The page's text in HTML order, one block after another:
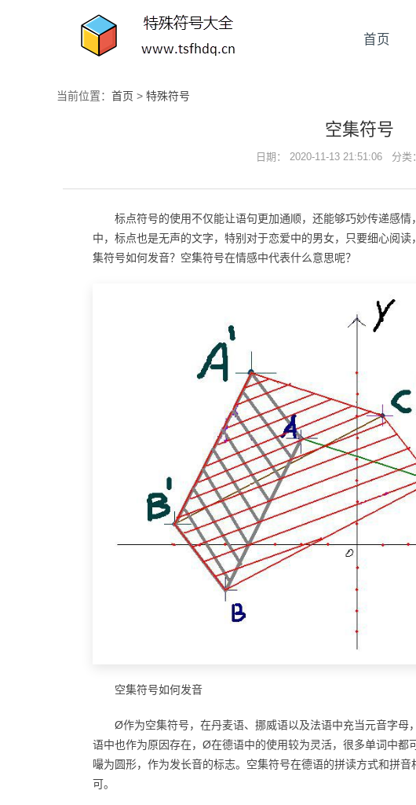
首页
当前位置： 首页 > 特殊符号
空集符号
日期： 2020-11-13 21:51:06 分类：
标点符号的使用不仅能让语句更加通顺，还能够巧妙传递感
中，标点也是无声的文字，特别对于恋爱中的男女，只要细心阅
集符号如何发音？空集符号在情感中代表什么意思呢？
空集符号如何发音
Ø作为空集符号，在丹麦语、挪威语以及法语中充当元音字母
语中也作为原因存在，Ø在德语中的使用较为灵活，很多单词中都
嘬为圆形，作为发长音的标志。空集符号在德语的拼读方式和拼
可。